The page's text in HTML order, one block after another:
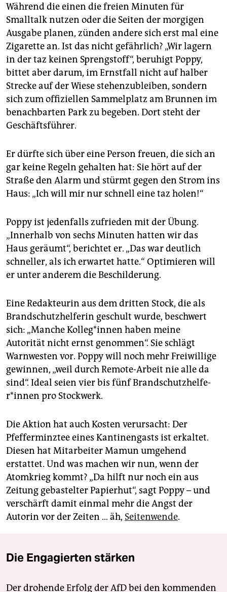
Während die einen die freien Minuten für
Smalltalk nutzen oder die Seiten der morgigen
Ausgabe planen, zünden andere sich erst mal eine
Zigarette an. Ist das nicht gefährlich? „Wir lagern
in der taz keinen Sprengstoff“, beruhigt Poppy,
bittet aber darum, im Ernstfall nicht auf halber
Strecke auf der Wiese stehenzubleiben, sondern
sich zum offiziellen Sammelplatz am Brunnen im
benachbarten Park zu begeben. Dort steht der
Geschäftsführer.
Er dürfte sich über eine Person freuen, die sich an
gar keine Regeln gehalten hat: Sie hört auf der
Straße den Alarm und stürmt gegen den Strom ins
Haus: „Ich will mir nur schnell eine taz holen!“
Poppy ist jedenfalls zufrieden mit der Übung.
„Innerhalb von sechs Minuten hatten wir das
Haus geräumt“, berichtet er. „Das war deutlich
schneller, als ich erwartet hatte.“ Optimieren will
er unter anderem die Beschilderung.
Eine Redakteurin aus dem dritten Stock, die als
Brandschutzhelferin geschult wurde, beschwert
sich: „Manche Kol­le­g*in­nen haben meine
Autorität nicht ernst genommen“. Sie schlägt
Warnwesten vor. Poppy will noch mehr Freiwillige
gewinnen, „weil durch Remote-Arbeit nie alle da
sind“. Ideal seien vier bis fünf Brand­schutz­hel­fe­
r*in­nen pro Stockwerk.
Die Aktion hat auch Kosten verursacht: Der
Pfefferminztee eines Kantinengasts ist erkaltet.
Diesen hat Mitarbeiter Mamun umgehend
erstattet. Und was machen wir nun, wenn der
Atomkrieg kommt? „Da hilft nur noch ein aus
Zeitung gebastelter Papierhut“, sagt Poppy – und
verschärft damit einmal mehr die Angst der
Autorin vor der Zeiten … äh, Seitenwende.
Die Engagierten stärken
Der drohende Erfolg der AfD bei den kommenden